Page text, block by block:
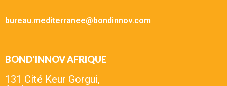
bureau.mediterranee@bondinnov.com
BOND'INNOV AFRIQUE
131 Cité Keur Gorgui,